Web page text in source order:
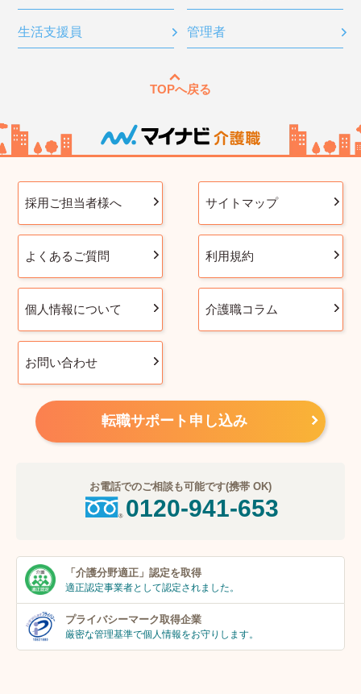
生活支援員 管理者
TOPへ戻る
採用ご担当者様へ サイトマップ
よくあるご質問 利用規約
個人情報について 介護職コラム
お問い合わせ
転職サポート申し込み
お電話でのご相談も可能です(携帯 OK)
0120-941-653
「介護分野適正」 認定を取得
適正認定事業者として認定されました。
プライバシーマーク取得企業
厳密な管理基準で個人情報をお守りします。